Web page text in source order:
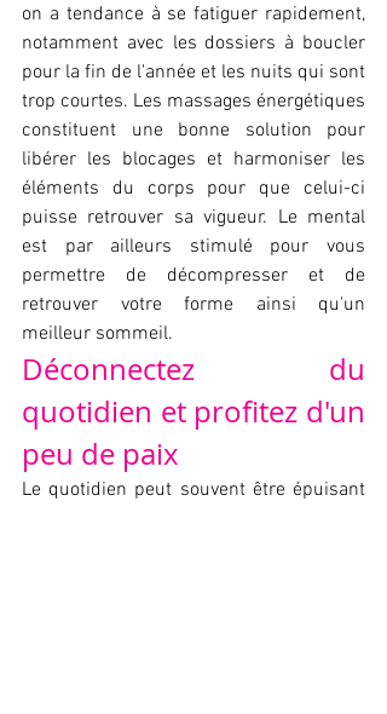
on a tendance à se fatiguer rapidement,
notamment avec les dossiers à boucler
pour la fin de l'année et les nuits qui sont
trop courtes. Les massages énergétiques
constituent une bonne solution pour
libérer les blocages et harmoniser les
éléments du corps pour que celui-ci
puisse retrouver sa vigueur. Le mental
est par ailleurs stimulé pour vous
permettre de décompresser et de
retrouver votre forme ainsi qu'un
meilleur sommeil.
Déconnectez du
quotidien et profitez d'un
peu de paix
Le quotidien peut souvent être épuisant